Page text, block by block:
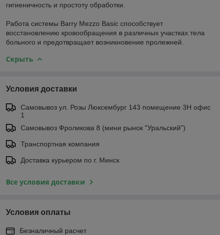
гигиеничность и простоту обработки.
Работа системы Barry Mezzo Basic способствует
восстановлению кровообращения в различных участках тела
больного и предотвращает возникновение пролежней.
Скрыть
Условия доставки
Самовывоз ул. Розы Люксембург 143 помещение 3Н офис
1
Самовывоз Фроликова 8 (мини рынок "Уральский")
Транспортная компания
Доставка курьером по г. Минск
Все условия доставки
Условия оплаты
Безналичный расчет